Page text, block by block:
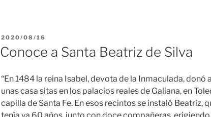
PUBLICADO
EL
2020/08/16
Conoce a Santa Beatriz de Silva
“En 1484 la reina Isabel, devota de la Inmaculada, donó
unas casa sitas en los palacios reales de Galiana, en
capilla de Santa Fe. En esos recintos se instaló Beatriz,
tenía ya 60 años, junto con doce compañeras, erigiendo